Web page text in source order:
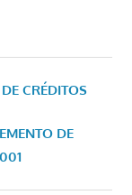
CRÉDITOS
DE